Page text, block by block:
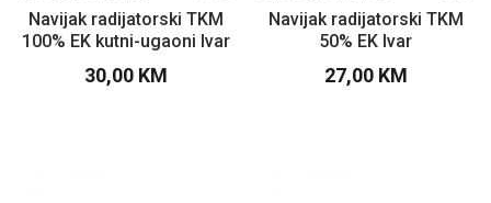
Navijak radijatorski TKM
100% EK kutni-ugaoni Ivar
30,00 KM
Navijak radijatorski TKM
50% EK Ivar
27,00 KM